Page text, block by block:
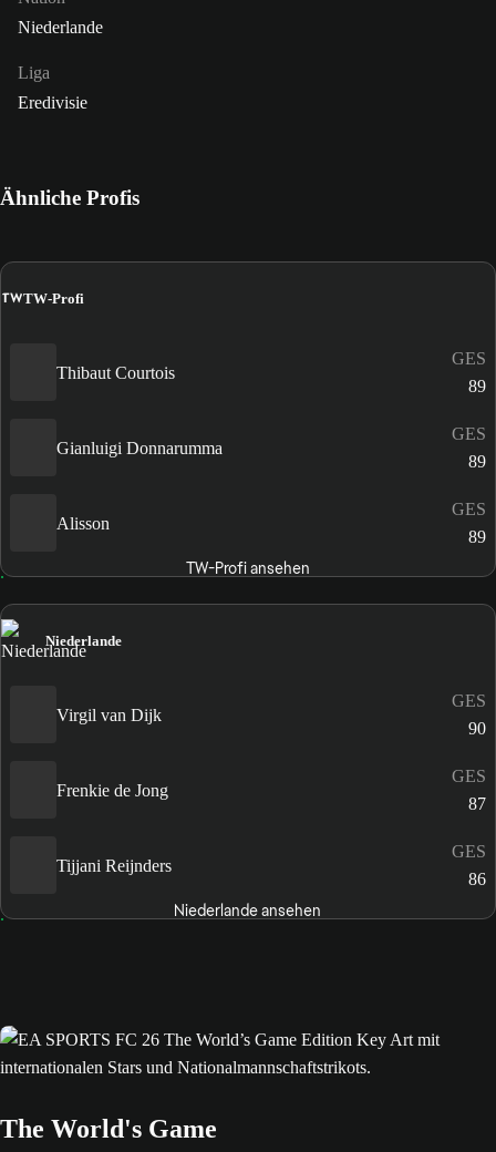
Niederlande
Liga
Eredivisie
Ähnliche Profis
TWTW-Profi
Thibaut Courtois
GES
89
Gianluigi Donnarumma
GES
89
Alisson
GES
89
TW-Profi ansehen
Niederlande
Virgil van Dijk
GES
90
Frenkie de Jong
GES
87
Tijjani Reijnders
GES
86
Niederlande ansehen
The World's Game